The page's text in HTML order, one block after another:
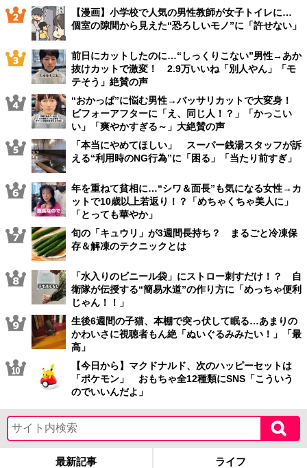
【漫画】小学校で人気の男性教師が女子トイレに…
個室の隙間から見えた“恐ろしいモノ”に「許せない」
前日にカットしたのに…“しっくりこない”男性→あか
抜けカットで激変！ 2.9万いいね「別人やん」「モ
テそう」絶賛の声
“おかっぱ”に悩む男性→バッサリカットで大変身！
ビフォーアフターに「え、同じ人！？」「かっこい
い」「爽やかすぎる～」大絶賛の声
「本当にやめてほしい」 スーパー銭湯スタッフが訴
える“利用時のNG行為”に「困る」「当たり前すぎ」
年を重ねて貧相に…“シワ＆面長”も気になる女性→カ
ットで10歳以上若返り！？「めちゃくちゃ美人に」
「とっても華やか」
旬の「キュウリ」が3週間長持ち？ まるごと冷凍保
存＆解凍のテクニックとは
「水入りのビニール袋」にストロー刺すだけ！？ 自
衛隊が伝授する“簡易水道”の作り方に「めっちゃ便利
じゃん！！」
生後6週間の子猫、本棚で突っ伏して眠る…あまりの
かわいさに視聴者もん絶「ぬいぐるみみたい！」「最
高」
【今日から】マクドナルド、次のハッピーセットは
「ポケモン」 おもちゃ全12種類にSNS「こういう
のでいいんだよ」
最新記事 ライフ